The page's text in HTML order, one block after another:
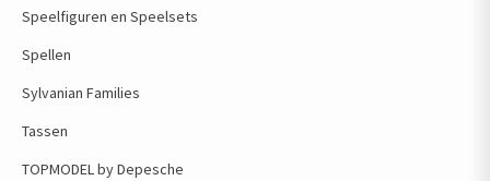
Speelfiguren en Speelsets
Spellen
Sylvanian Families
Tassen
TOPMODEL by Depesche